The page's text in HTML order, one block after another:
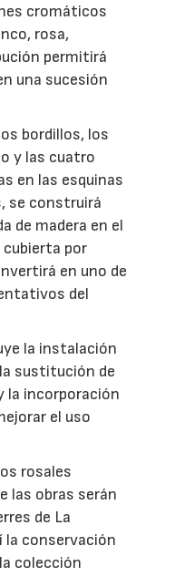
cromáticos
rosa,
permitirá
una sucesión
bordillos, los
y las cuatro
en las esquinas
se construirá
de madera en el
cubierta por
en uno de
del
la instalación
sustitución de
la incorporación
el uso
rosales
las obras serán
de La
la conservación
colección